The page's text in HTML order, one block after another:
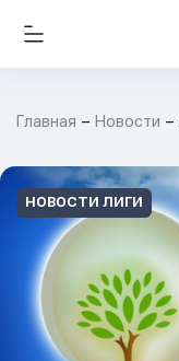
Главная Новости
НОВОСТИ ЛИГИ